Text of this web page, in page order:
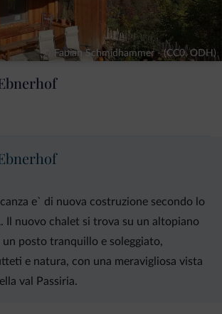
© Fabian Schmidhammer - (CC0, ODH)
e` di nuova costruzione secondo lo
Il nuovo chalet si trova su un altopiano
un posto tranquillo e soleggiato,
e natura, con una meravigliosa vista
val Passiria.